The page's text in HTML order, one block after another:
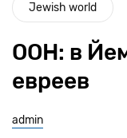
Jewish world
ООН: в
евреев
admin